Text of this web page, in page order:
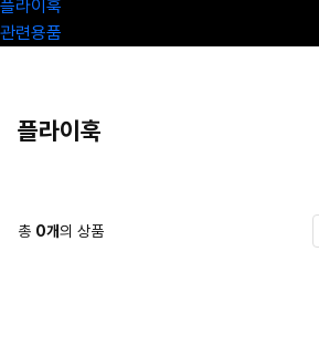
플라이훅
관련용품
플라이훅
총 0개의 상품